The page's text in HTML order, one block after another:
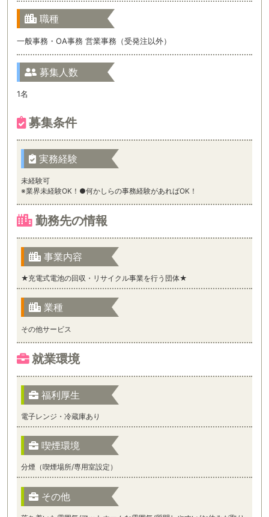
職種
一般事務・OA事務 営業事務（受発注以外）
募集人数
1名
募集条件
実務経験
未経験可
※業界未経験OK！●何かしらの事務経験があればOK！
勤務先の情報
事業内容
★充電式電池の回収・リサイクル事業を行う団体★
業種
その他サービス
就業環境
福利厚生
電子レンジ・冷蔵庫あり
喫煙環境
分煙（喫煙場所/専用室設定）
その他